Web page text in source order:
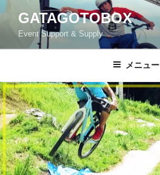
ン
ス
キ
ッ
プ
GATAGOTOBOX
Event Support & Supply
メニュー